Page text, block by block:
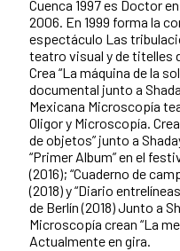
Cuenca 1997 es Doctor
2006. En 1999 forma la
espectáculo Las
teatro visual y de titelles
Crea “La máquina de la
documental junto a
Mexicana Microscopía
Oligor y Microscopía.
de objetos” junto a
“Primer Album” en el
(2016); “Cuaderno de
(2018) y “Diario
de Berlín (2018) Junto a
Microscopía crean “La
Actualmente en gira.